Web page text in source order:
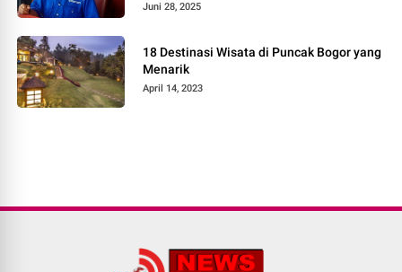
Juni 28, 2025
18 Destinasi Wisata di Puncak Bogor yang
Menarik
April 14, 2023